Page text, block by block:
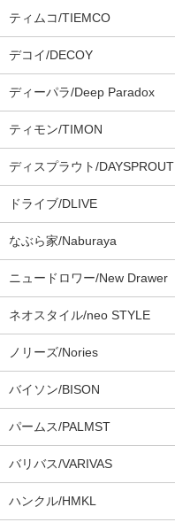
ティムコ/TIEMCO
デコイ/DECOY
ディーパラ/Deep Paradox
ティモン/TIMON
ディスプラウト/DAYSPROUT
ドライブ/DLIVE
なぶら家/Naburaya
ニュードロワー/New Drawer
ネオスタイル/neo STYLE
ノリーズ/Nories
バイソン/BISON
パームス/PALMST
バリバス/VARIVAS
ハンクル/HMKL